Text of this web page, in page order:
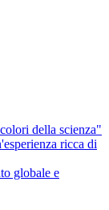
della scienza"
ricca di
globale e